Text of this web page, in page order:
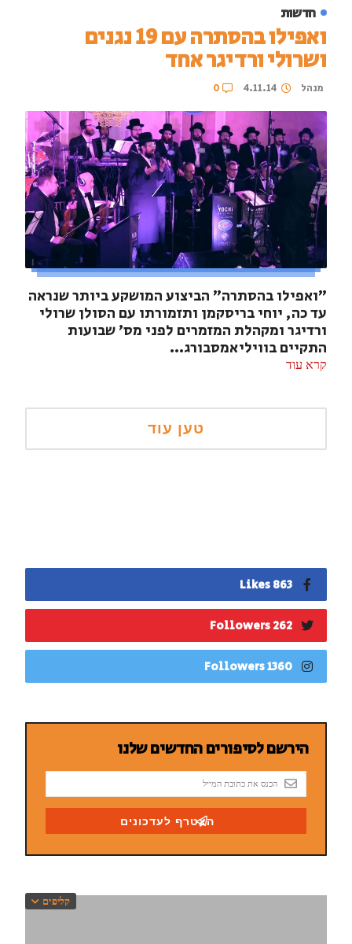
חדשות
ואפילו בהסתרה עם 19 נגנים
ושרולי ורדיגר אחד
מנהל 4.11.14
0
"ואפילו בהסתרה" הביצוע המושקע ביותר שנראה
עד כה, יוחי בריסקמן ותזמורתו עם הסולן שרולי
ורדיגר ומקהלת המזמרים לפני מס' שבועות
התקיים בוויליאמסבורג...
קרא עוד
863 Likes
262 Followers
1360 Followers
קליפים